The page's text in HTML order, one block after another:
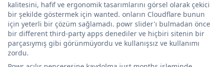
kalitesini, hafif ve ergonomik tasarımlarını görsel olarak çekici
bir şekilde göstermek için wanted. onların Cloudflare bunun
için yeterli bir çözüm sağlamadı. powr slider'ı bulmadan önce
bir different third-party apps denediler ve hiçbiri sitenin bir
parçasıymış gibi görünmüyordu ve kullanışsız ve kullanımı
zordu.